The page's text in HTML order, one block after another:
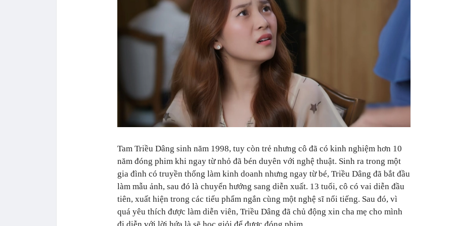
Tam Triều Dâng sinh năm 1998, tuy còn trẻ nhưng cô đã có kinh nghiệm hơn 10
năm đóng phim khi ngay từ nhỏ đã bén duyên với nghệ thuật. Sinh ra trong một
gia đình có truyền thống làm kinh doanh nhưng ngay từ bé, Triều Dâng đã bắt đầu
làm mẫu ảnh, sau đó là chuyển hướng sang diễn xuất. 13 tuổi, cô có vai diễn đầu
tiên, xuất hiện trong các tiểu phẩm ngắn cùng một nghệ sĩ nổi tiếng. Sau đó, vì
quá yêu thích được làm diễn viên, Triều Dâng đã chủ động xin cha mẹ cho mình